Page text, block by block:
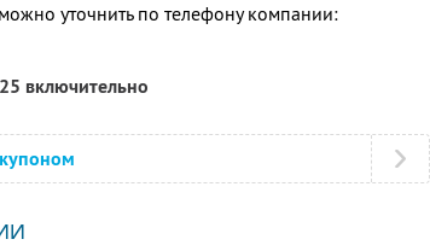
уточнить по телефону компании:
включительно